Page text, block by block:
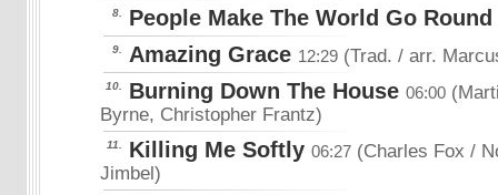
8. People Make The World Go Round
9. Amazing Grace 12:29 (Trad. / arr.
10. Burning Down The House 06:00
Byrne, Christopher Frantz)
11. Killing Me Softly 06:27 (Charles Fox /
Jimbel)